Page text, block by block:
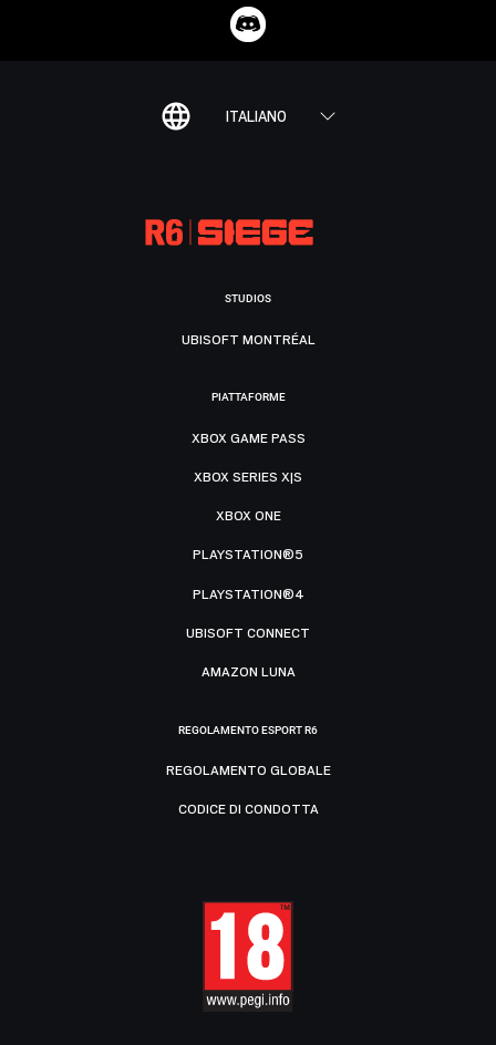
ITALIANO
STUDIOS
UBISOFT MONTRÉAL
PIATTAFORME
XBOX GAME PASS
XBOX SERIES X|S
XBOX ONE
PLAYSTATION®5
PLAYSTATION®4
UBISOFT CONNECT
AMAZON LUNA
REGOLAMENTO ESPORT R6
REGOLAMENTO GLOBALE
CODICE DI CONDOTTA